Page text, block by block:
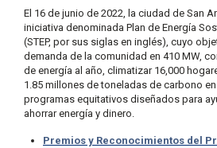
2
1
0
-
3
5
El 16 de junio de 2022, la ciudad de San
iniciativa denominada Plan de Energía
(STEP, por sus siglas en inglés), cuyo
demanda de la comunidad en 410 MW,
de energía al año, climatizar 16,000
1.85 millones de toneladas de carbono
programas equitativos diseñados para
ahorrar energía y dinero.
Premios y Reconocimientos del